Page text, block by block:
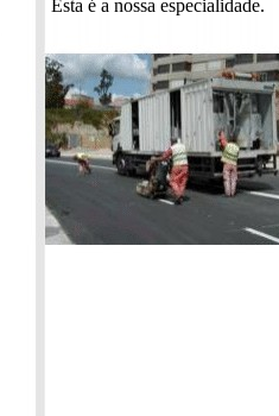
Esta é a nossa especialidade.